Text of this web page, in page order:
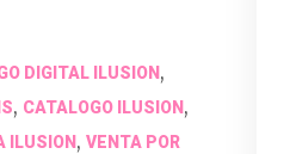
DIGITAL ILUSION,
, CATALOGO ILUSION ,
ILUSION, VENTA POR